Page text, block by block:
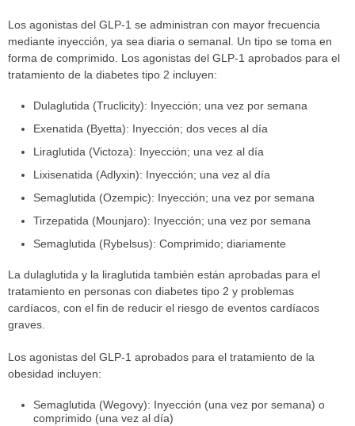
Los agonistas del GLP-1 se administran con mayor frecuencia
mediante inyección, ya sea diaria o semanal. Un tipo se toma en
forma de comprimido. Los agonistas del GLP-1 aprobados para el
tratamiento de la diabetes tipo 2 incluyen:
Dulaglutida (Truclicity): Inyección; una vez por semana
Exenatida (Byetta): Inyección; dos veces al día
Liraglutida (Victoza): Inyección; una vez al día
Lixisenatida (Adlyxin): Inyección; una vez al día
Semaglutida (Ozempic): Inyección; una vez por semana
Tirzepatida (Mounjaro): Inyección; una vez por semana
Semaglutida (Rybelsus): Comprimido; diariamente
La dulaglutida y la liraglutida también están aprobadas para el
tratamiento en personas con diabetes tipo 2 y problemas
cardíacos, con el fin de reducir el riesgo de eventos cardíacos
graves.
Los agonistas del GLP-1 aprobados para el tratamiento de la
obesidad incluyen:
Semaglutida (Wegovy): Inyección (una vez por semana) o
comprimido (una vez al día)